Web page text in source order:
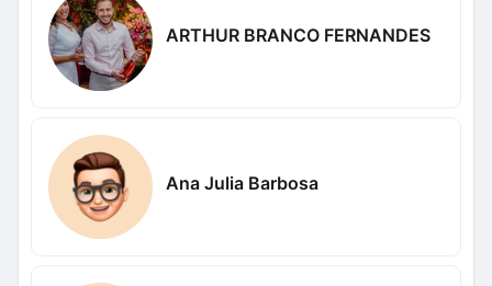
ARTHUR BRANCO FERNANDES
Ana Julia Barbosa